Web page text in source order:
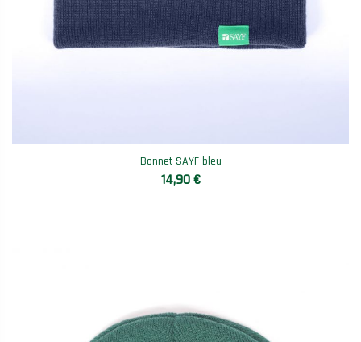
Bonnet SAYF bleu
14,90 €